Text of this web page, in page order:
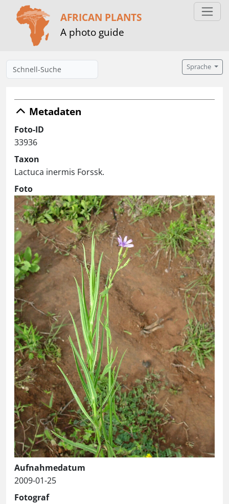
AFRICAN PLANTS
A photo guide
Sprache
Metadaten
Foto-ID
33936
Taxon
Lactuca inermis Forssk.
Foto
Aufnahmedatum
2009-01-25
Fotograf